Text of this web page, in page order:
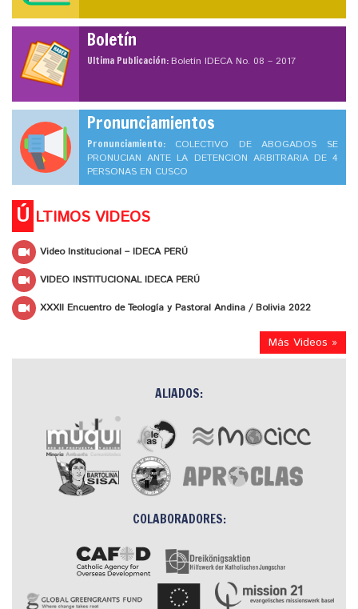
Boletín
Ultima Publicación:Boletín IDECA No. 08 – 2017
Pronunciamientos
Pronunciamiento: COLECTIVO DE ABOGADOS SE
PRONUCIAN ANTE LA DETENCION ARBITRARIA DE 4
PERSONAS EN CUSCO
Ú LTIMOS VIDEOS
Video Institucional – IDECA PERÚ
VIDEO INSTITUCIONAL IDECA PERÚ
XXXII Encuentro de Teología y Pastoral Andina / Bolivia 2022
Más Videos »
ALIADOS:
COLABORADORES: